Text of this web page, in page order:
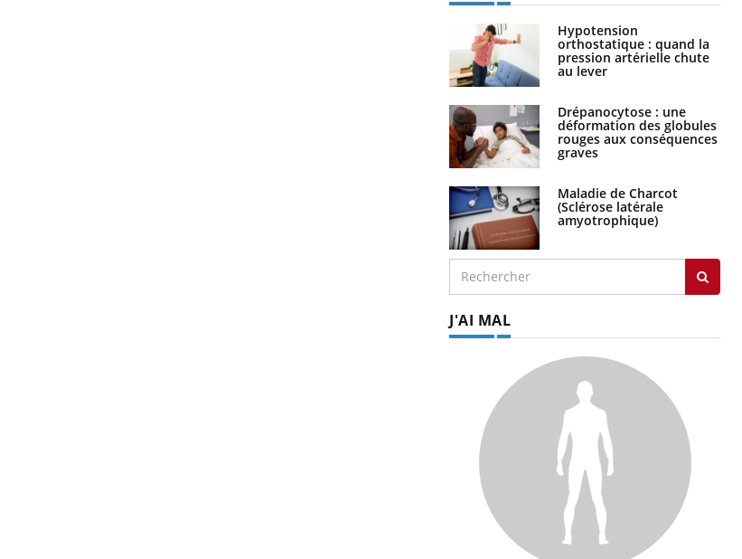
Hypotension
orthostatique : quand la
pression artérielle chute
au lever
Drépanocytose : une
déformation des globules
rouges aux conséquences
graves
Maladie de Charcot
(Sclérose latérale
amyotrophique)
J'AI MAL